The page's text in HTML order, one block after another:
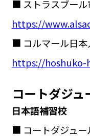
■ ストラスブール
https://
■ コルマール日本
https://hoshuko-
コートダジュ
日本語補習校
■ コートダジュー